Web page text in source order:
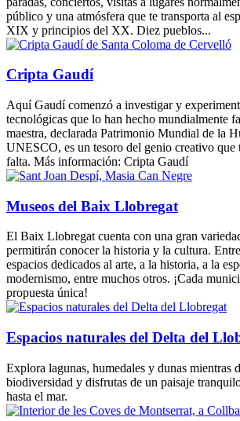
público y una atmósfera que te transporta al
XIX y principios del XX. Diez pueblos...
Cripta Gaudí
Aquí Gaudí comenzó a investigar y
tecnológicas que lo han hecho mundialmente
maestra, declarada Patrimonio Mundial de la
UNESCO, es un tesoro del genio creativo que
falta. Más información: Cripta Gaudí
Museos del Baix Llobregat
El Baix Llobregat cuenta con una gran
permitirán conocer la historia y la cultura.
espacios dedicados al arte, a la historia, a la
modernismo, entre muchos otros. ¡Cada
propuesta única!
Espacios naturales del Delta del
Explora lagunas, humedales y dunas mientras
biodiversidad y disfrutas de un paisaje
hasta el mar.